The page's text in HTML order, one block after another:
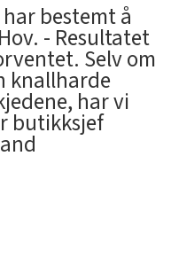
bestemt å
- Resultatet
Selv om
knallharde
har vi
butikksjef